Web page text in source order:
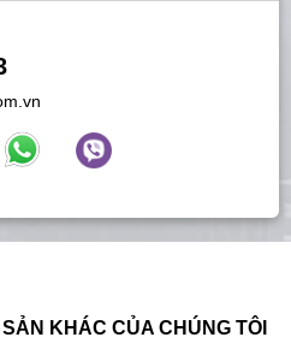
KHÁC CỦA CHÚNG TÔI